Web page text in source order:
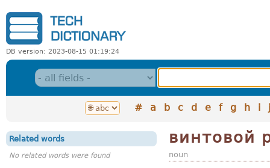
DB version: 2023-08-15 01:19:24
# a b c d e f g h i j
Related words
No related words were found
винтовой
noun